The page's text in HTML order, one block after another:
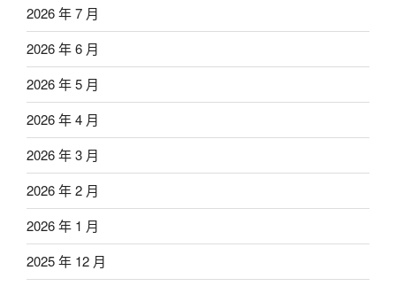
2026 年 7 月
2026 年 6 月
2026 年 5 月
2026 年 4 月
2026 年 3 月
2026 年 2 月
2026 年 1 月
2025 年 12 月